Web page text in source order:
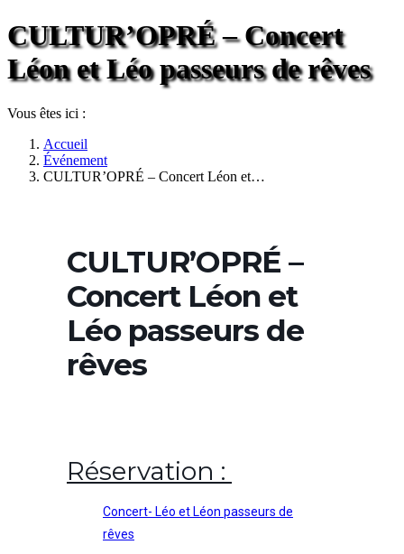
CULTUR’OPRÉ – Concert
Léon et Léo passeurs de rêves
Vous êtes ici :
Accueil
Événement
CULTUR’OPRÉ – Concert Léon et…
CULTUR’OPRÉ –
Concert Léon et
Léo passeurs de
rêves
Réservation :
Concert- Léo et Léon passeurs de
rêves